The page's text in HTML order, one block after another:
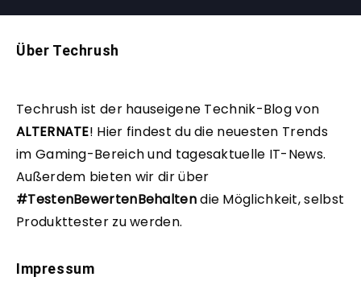
Über Techrush
Techrush ist der hauseigene Technik-Blog von
ALTERNATE! Hier findest du die neuesten Trends
im Gaming-Bereich und tagesaktuelle IT-News.
Außerdem bieten wir dir über
#TestenBewertenBehaltendie Möglichkeit, selbst
Produkttester zu werden.
Impressum